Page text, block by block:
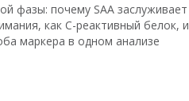
фазы: почему SAA заслуживает
как С-реактивный белок, и
маркера в одном анализе